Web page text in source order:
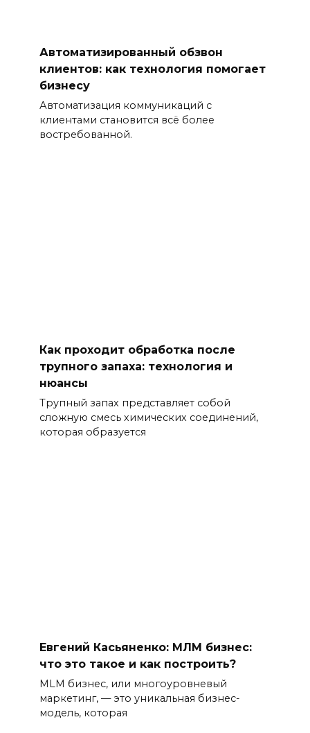
Автоматизированный обзвон
клиентов: как технология помогает
бизнесу
Автоматизация коммуникаций с
клиентами становится всё более
востребованной.
Как проходит обработка после
трупного запаха: технология и
нюансы
Трупный запах представляет собой
сложную смесь химических соединений,
которая образуется
Евгений Касьяненко: МЛМ бизнес:
что это такое и как построить?
MLM бизнес, или многоуровневый
маркетинг, — это уникальная бизнес-
модель, которая